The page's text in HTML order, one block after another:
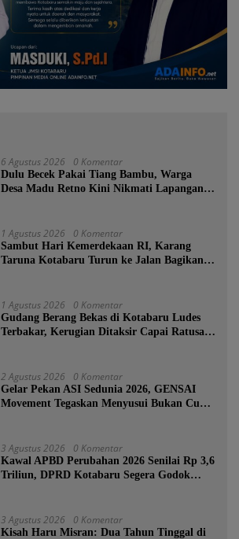
6 Agustus 2026 0 Komentar
Dulu Becek Pakai Tiang Bambu, Warga
Desa Madu Retno Kini Nikmati Lapangan
1 Agustus 2026 0 Komentar
Sambut Hari Kemerdekaan RI, Karang
Taruna Kotabaru Turun ke Jalan Bagikan
1 Agustus 2026 0 Komentar
Gudang Berang Bekas di Kotabaru Ludes
Terbakar, Kerugian Ditaksir Capai Ratusan
2 Agustus 2026 0 Komentar
Gelar Pekan ASI Sedunia 2026, GENSAI
Movement Tegaskan Menyusui Bukan Cuma
3 Agustus 2026 0 Komentar
Kawal APBD Perubahan 2026 Senilai Rp 3,6
Triliun, DPRD Kotabaru Segera Godok
3 Agustus 2026 0 Komentar
Kisah Haru Misran: Dua Tahun Tinggal di